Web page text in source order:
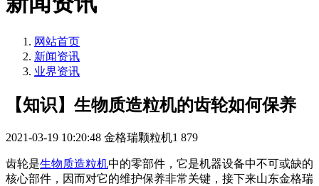
网站首页
新闻资讯
业界资讯
【知识】生物质造粒机的齿轮如何保养
2021-03-19 10:20:48 金格瑞颗粒机1 879
齿轮是生物质造粒机中的零部件，它是机器设备中不可或缺的
核心部件，因而对它的维护保养非常关键，接下来山东金格瑞